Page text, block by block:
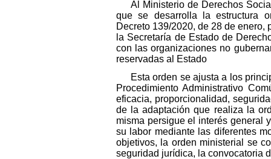
Al Ministerio de Derechos
que se desarrolla la estructura
Decreto 139/2020, de 28 de
la Secretaría de Estado de
con las organizaciones no
reservadas al Estado
Esta orden se ajusta a los
Procedimiento Administrativo
eficacia, proporcionalidad,
de la adaptación que realiza la
misma persigue el interés general
su labor mediante las diferentes
objetivos, la orden ministerial se
seguridad jurídica, la convocatoria